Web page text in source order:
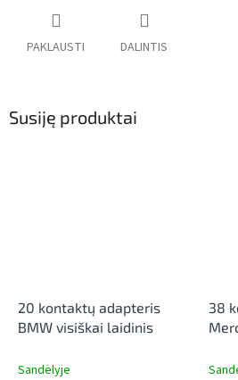
PAKLAUSTI DALINTIS
Susiję produktai
20 kontaktų adapteris
BMW visiškai laidinis
Sandėlyje
38